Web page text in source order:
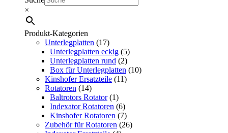
×
Produkt-Kategorien
Unterlegplatten (17)
Unterlegplatten eckig (5)
Unterlegplatten rund (2)
Box für Unterlegplatten (10)
Kinshofer Ersatzteile (11)
Rotatoren (14)
Baltrotors Rotator (1)
Indexator Rotatoren (6)
Kinshofer Rotatoren (7)
Zubehör für Rotatoren (26)